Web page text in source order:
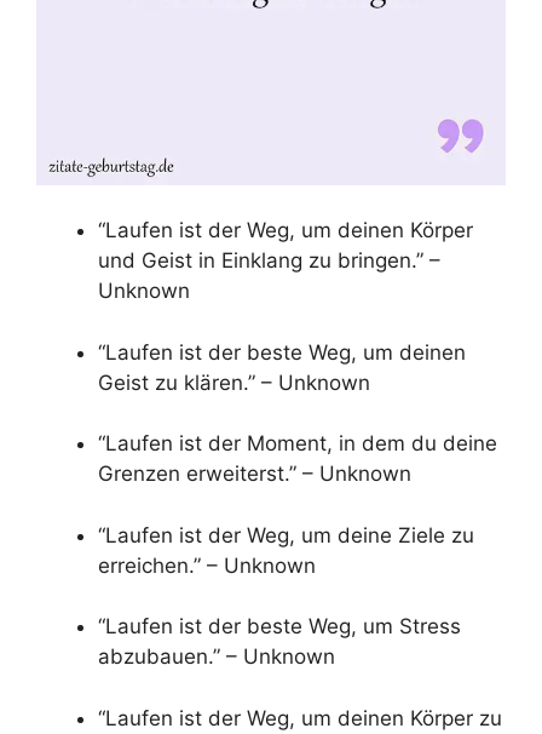
“Laufen ist der Weg, um deinen Körper
und Geist in Einklang zu bringen.” –
Unknown
“Laufen ist der beste Weg, um deinen
Geist zu klären.” – Unknown
“Laufen ist der Moment, in dem du deine
Grenzen erweiterst.” – Unknown
“Laufen ist der Weg, um deine Ziele zu
erreichen.” – Unknown
“Laufen ist der beste Weg, um Stress
abzubauen.” – Unknown
“Laufen ist der Weg, um deinen Körper zu